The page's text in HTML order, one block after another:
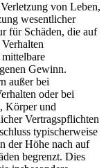
von Leben,
wesentlicher
für Schäden, die auf
Gewinn.
außer bei
oder bei
Körper und
Vertragspflichten
typischerweise
der Höhe nach auf
begrenzt. Dies